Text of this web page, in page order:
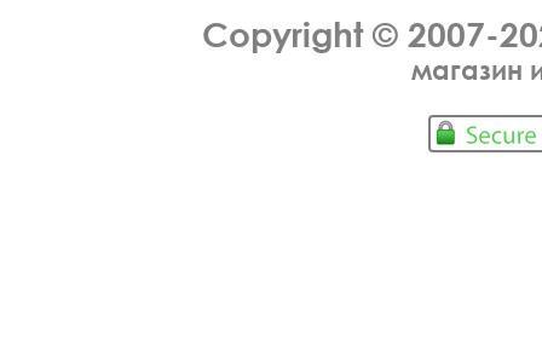
Copyright © 2007-
магазин